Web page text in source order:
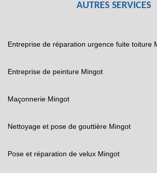
AUTRES SERVICES
Entreprise de réparation urgence fuite toiture
Entreprise de peinture Mingot
Maçonnerie Mingot
Nettoyage et pose de gouttière Mingot
Pose et réparation de velux Mingot